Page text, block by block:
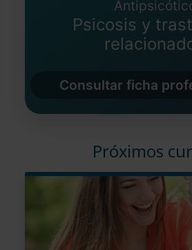
Psicosis y
Consultar ficha
Próximos